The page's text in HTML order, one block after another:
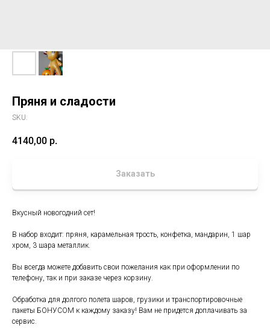
Пряня и сладости
SKU:
4140,00 р.
Заказать
Вкусный новогодний сет!
В набор входит: пряня, карамельная трость, конфетка, мандарин, 1 шар
хром, 3 шара металлик.
Вы всегда можете добавить свои пожелания как при оформлении по
телефону, так и при заказе через корзину.
Обработка для долгого полета шаров, грузики и транспортировочные
пакеты БОНУСОМ к каждому заказу! Вам не придется доплачивать за
сервис.